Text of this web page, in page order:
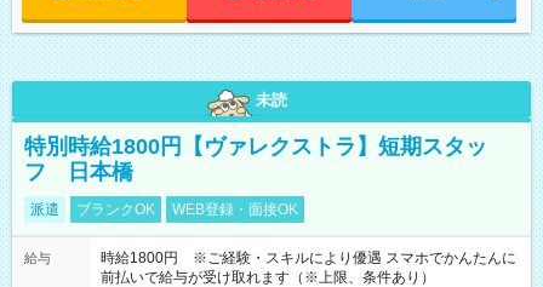
未読
特別時給1800円【ヴァレクストラ】短期スタッ
フ 日本橋
派遣 ブランクOK WEB登録・面接OK
給与
時給1800円 ※ご経験・スキルにより優遇 スマホでかんたんに
前払いで給与が受け取れます（※上限、条件あり）